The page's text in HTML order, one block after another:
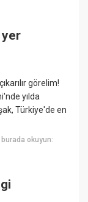
yer
görelim!
yılda
Türkiye'de en
burada okuyun: